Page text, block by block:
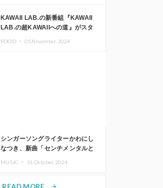
KAWAII LAB.の新番組『KAWAII
LAB.の超KAWAIIへの道』がスタ
FOOD ・ 05.November.2024
シンガーソングライターかわにし
なつき、新曲「センチメンタルと
MUSIC ・ 31.October.2024